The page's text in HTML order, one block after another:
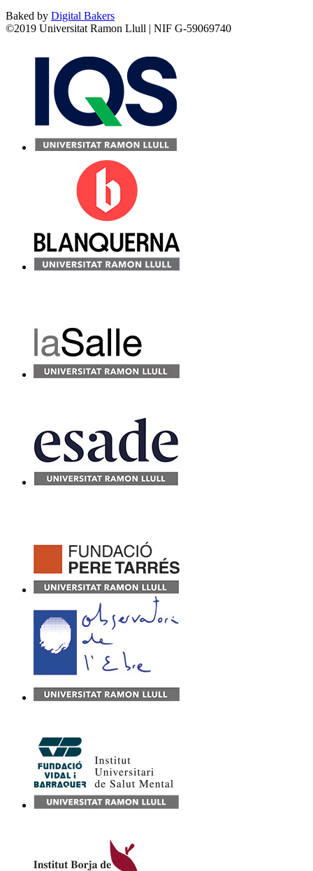
Baked by Digital Bakers
©2019 Universitat Ramon Llull | NIF G-59069740